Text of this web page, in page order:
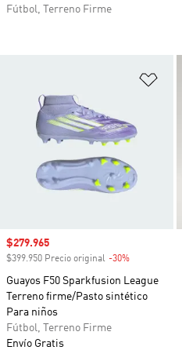
Precio de venta
$279.965
$399.950 Precio original -30%
Guayos F50 Sparkfusion League
Terreno firme/Pasto sintético
Para niños
Fútbol, Terreno Firme
Envío Gratis
Fútbol, Terreno Firme